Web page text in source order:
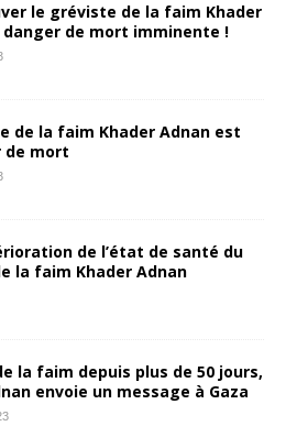
le gréviste de la faim Khader
danger de mort imminente !
de la faim Khader Adnan est
de mort
de l’état de santé du
la faim Khader Adnan
la faim depuis plus de 50 jours,
envoie un message à Gaza